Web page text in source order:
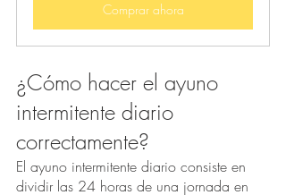
Comprar ahora
¿Cómo hacer el ayuno
intermitente diario
correctamente?
El ayuno intermitente diario consiste en
dividir las 24 horas de una jornada en